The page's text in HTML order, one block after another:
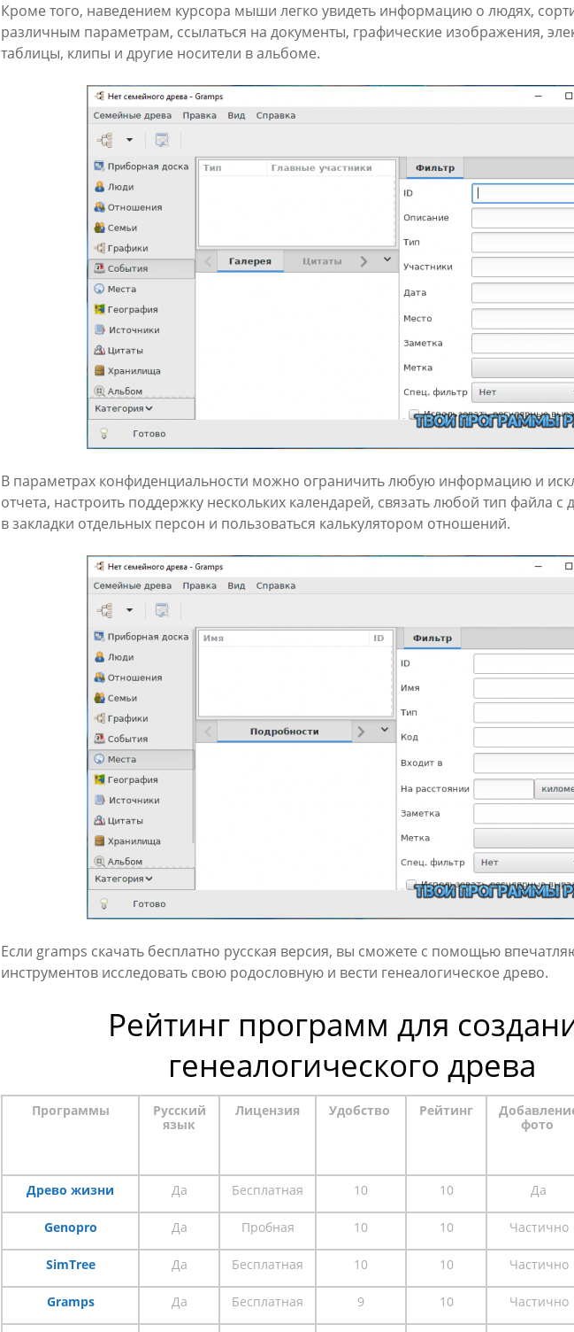
Кроме того, наведением курсора мыши легко увидеть информацию о людях,
различным параметрам, ссылаться на документы, графические изображения,
таблицы, клипы и другие носители в альбоме.
В параметрах конфиденциальности можно ограничить любую информацию и
отчета, настроить поддержку нескольких календарей, связать любой тип файла с
в закладки отдельных персон и пользоваться калькулятором отношений.
Если gramps скачать бесплатно русская версия, вы сможете с помощью
инструментов исследовать свою родословную и вести генеалогическое древо.
Рейтинг программ для
генеалогического древа
Программы
Русский
язык
Лицензия Удобство Рейтинг
фото
Древо жизни Да Бесплатная 10 10 Да
Genopro Да Пробная 10 10 Частично
SimTree Да Бесплатная 10 10 Частично
Gramps Да Бесплатная 9 10 Частично